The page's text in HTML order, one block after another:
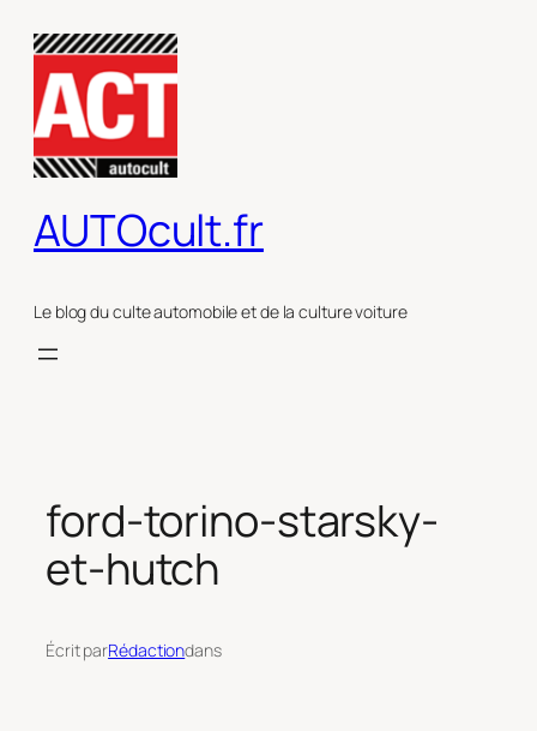
contenu
AUTOcult.fr
Le blog du culte automobile et de la culture voiture
ford-torino-starsky-
et-hutch
Écrit parRédactiondans